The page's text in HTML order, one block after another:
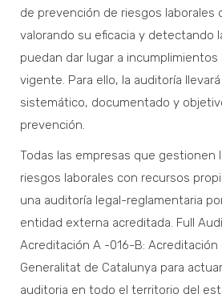
de prevención de riesgos laborales
valorando su eficacia y detectando
puedan dar lugar a incumplimientos
vigente. Para ello, la auditoría
sistemático, documentado y
prevención.
Todas las empresas que gestionen
riesgos laborales con recursos
una auditoría legal-reglamentaria
entidad externa acreditada. Full
Acreditación A -016-B: Acreditación
Generalitat de Catalunya para
auditoria en todo el territorio del